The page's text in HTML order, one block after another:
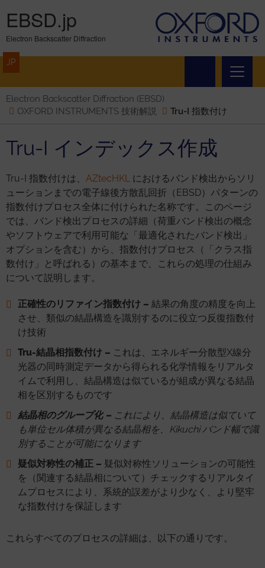
EBSD.jp
Electron Backscatter Diffraction
JP
Electron Backscatter Diffraction (EBSD)
OXFORD INSTRUMENTS 技術解説
Tru-I 指数付け
Tru-I インデックス作成
Tru-I 指数付けは、 AZtecHKL におけるバンド検出からソリ
ューションまでの電子線後方散乱回折（EBSD）パターンの
指数付けプロセス全体に付けられた名称です。このページ
では、バンド検出プロセスの詳細（荷重バンド検出の概念
やソフトウェアで利用可能な「最適化されたバンド検出」
オプションを含む）から、指数付けプロセス（「クラス指
数付け」と呼ばれる）の基本まで、これらの処理の仕組み
について説明します。
正確性のリファイン指数付け – 結果の角度の精度を向上
させ、類似の結晶構造を識別するのに役立つ反復指数付
け技術
Tru-結晶相指数付け – これは、エネルギー分散型X線分
光器の同時測定データから得られる化学情報をリアルタ
イムで利用し、結晶構造は似ているが組成が異なる結晶
相を区別するものです
結晶相のグループ化 – これにより、結晶構造は似ていて
も単位セル体積が異なる結晶相を、Kikuchi バンド幅で識
別することが可能になります
疑似対称性の補正 – 疑似対称性ソリューションの可能性
を（関連する結晶相について）チェックするリアルタイ
ムプロセスにより、系統的誤差がより少なく、より堅牢
な指数付けを保証します
これらすべてのプロセスの詳細は、以下の通りです。